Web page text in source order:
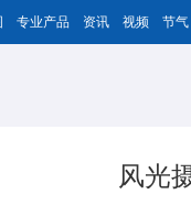
专业产品 资讯 视频 节气
风光